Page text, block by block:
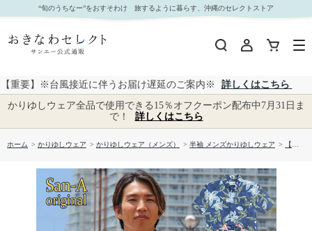
【送料無料】イースターリリー 形態安定 かりゆしウェアP1026-10｜おきなわセレクト サンエー
公式通販
“旬のうちなー”をおすそわけ 旅するように暮らす、沖縄のセレクトストア
【重要】※台風接近に伴うお届け遅延のご案内※
詳しくはこちら
かりゆしウェア全品で使用できる15％オフクーポン配布中7月31日ま
で！
詳しくはこちら
ホーム > かりゆしウェア > かりゆしウェア（メンズ） > 半袖 メンズかりゆしウェア > 【送料無料】イースターリリー 形態安定 かりゆしウェアP1026-10